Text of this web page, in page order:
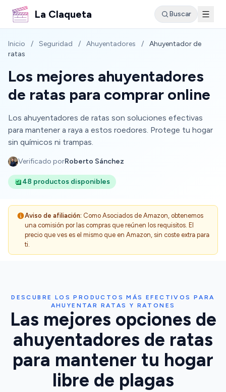
La Claqueta Buscar
Inicio / Seguridad / Ahuyentadores /
Ahuyentador de
ratas
Los mejores ahuyentadores
de ratas para comprar online
Los ahuyentadores de ratas son soluciones efectivas
para mantener a raya a estos roedores. Protege tu hogar
sin químicos ni trampas.
Verificado porRoberto Sánchez
48 productos disponibles
Aviso de afiliación: Como Asociados de Amazon, obtenemos
una comisión por las compras que reúnen los requisitos. El
precio que ves es el mismo que en Amazon, sin coste extra para
ti.
DESCUBRE LOS PRODUCTOS MÁS EFECTIVOS PARA
AHUYENTAR RATAS Y RATONES
Las mejores opciones de
ahuyentadores de ratas
para mantener tu hogar
libre de plagas